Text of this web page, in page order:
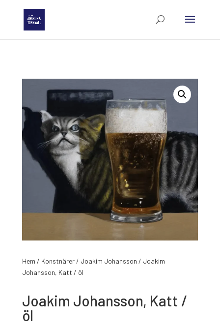
Hem / Konstnärer/ Joakim Johansson / Joakim
Johansson, Katt / öl
Joakim Johansson, Katt /
öl